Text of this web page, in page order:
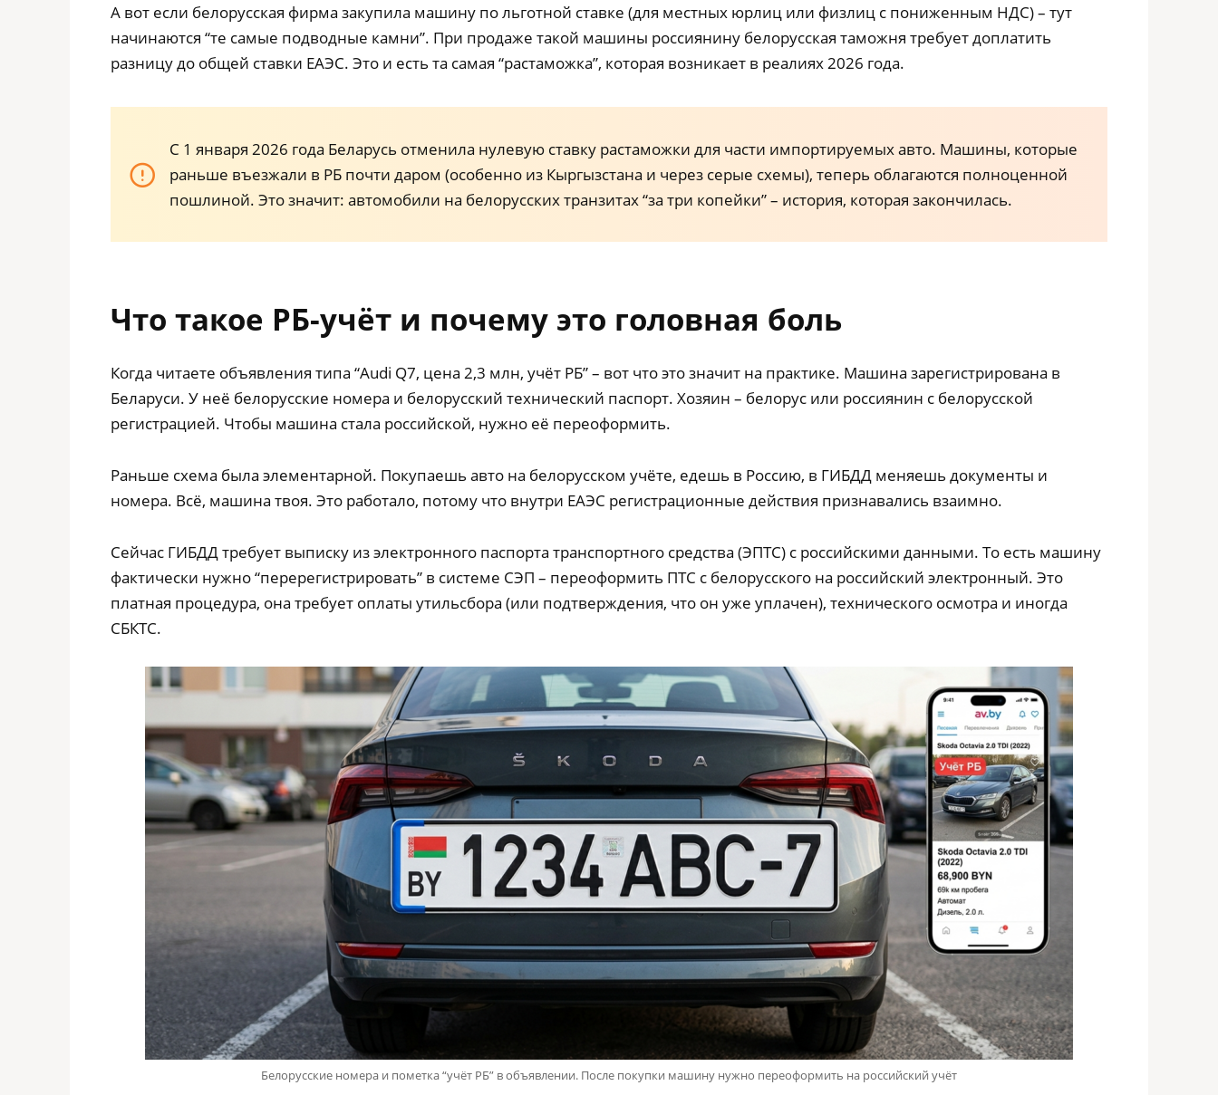
А вот если белорусская фирма закупила машину по льготной ставке (для местных юрлиц или физлиц с пониженным НДС) – тут
начинаются “те самые подводные камни”. При продаже такой машины россиянину белорусская таможня требует доплатить
разницу до общей ставки ЕАЭС. Это и есть та самая “растаможка”, которая возникает в реалиях 2026 года.
С 1 января 2026 года Беларусь отменила нулевую ставку растаможки для части импортируемых авто. Машины, которые
раньше въезжали в РБ почти даром (особенно из Кыргызстана и через серые схемы), теперь облагаются полноценной
пошлиной. Это значит: автомобили на белорусских транзитах “за три копейки” – история, которая закончилась.
Что такое РБ-учёт и почему это головная боль
Когда читаете объявления типа “Audi Q7, цена 2,3 млн, учёт РБ” – вот что это значит на практике. Машина зарегистрирована в
Беларуси. У неё белорусские номера и белорусский технический паспорт. Хозяин – белорус или россиянин с белорусской
регистрацией. Чтобы машина стала российской, нужно её переоформить.
Раньше схема была элементарной. Покупаешь авто на белорусском учёте, едешь в Россию, в ГИБДД меняешь документы и
номера. Всё, машина твоя. Это работало, потому что внутри ЕАЭС регистрационные действия признавались взаимно.
Сейчас ГИБДД требует выписку из электронного паспорта транспортного средства (ЭПТС) с российскими данными. То есть машину
фактически нужно “перерегистрировать” в системе СЭП – переоформить ПТС с белорусского на российский электронный. Это
платная процедура, она требует оплаты утильсбора (или подтверждения, что он уже уплачен), технического осмотра и иногда
СБКТС.
Белорусские номера и пометка “учёт РБ” в объявлении. После покупки машину нужно переоформить на российский учёт